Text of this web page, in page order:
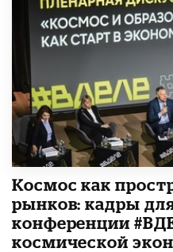
Космос как
рынков: кадры
конференции
космической